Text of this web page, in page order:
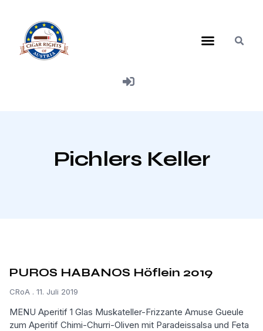
Pichlers Keller
PUROS HABANOS Höflein 2019
CRoA 11. Juli 2019
MENU Aperitif 1 Glas Muskateller-Frizzante Amuse Gueule
zum Aperitif Chimi-Churri-Oliven mit Paradeissalsa und Feta